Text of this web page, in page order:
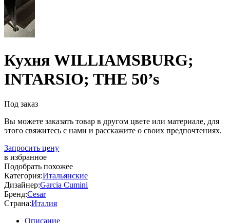
Кухня WILLIAMSBURG;
INTARSIO; THE 50’s
Под заказ
Вы можете заказать товар в другом цвете или материале, для
этого свяжитесь с нами и расскажите о своих предпочтениях.
Запросить цену
в избранное
Подобрать похожее
Категория:Итальянские
Дизайнер:Garcia Cumini
Бренд:Cesar
Страна:Италия
Описание